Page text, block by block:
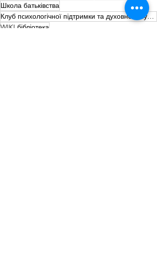
Школа батьківства
Клуб психологічної підтримки та духовного супроводу
WIKI бібліотека